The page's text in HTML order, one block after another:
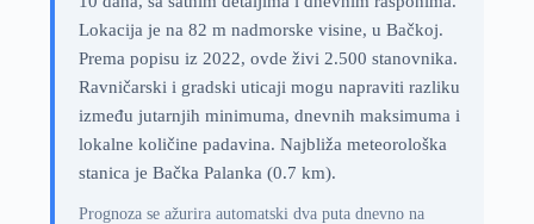
Lokacija je na 82 m nadmorske visine, u Bačkoj.
Prema popisu iz 2022, ovde živi 2.500 stanovnika.
Ravničarski i gradski uticaji mogu napraviti razliku
između jutarnjih minimuma, dnevnih maksimuma i
lokalne količine padavina. Najbliža meteorološka
stanica je Bačka Palanka (0.7 km).
Prognoza se ažurira automatski dva puta dnevno na